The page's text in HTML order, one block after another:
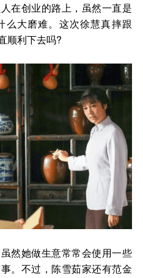
在创业的路上，虽然一直是
么大磨难。这次徐慧真摔跟
顺利下去吗?
然她做生意常常会使用一些
。不过，陈雪茹家还有范金